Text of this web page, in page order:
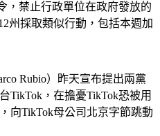
，禁止行政單位在政府發放的
州採取類似行動，包括本週加
Rubio）昨天宣布提出兩黨
TikTok，在擔憂TikTok恐被用
向TikTok母公司北京字節跳動